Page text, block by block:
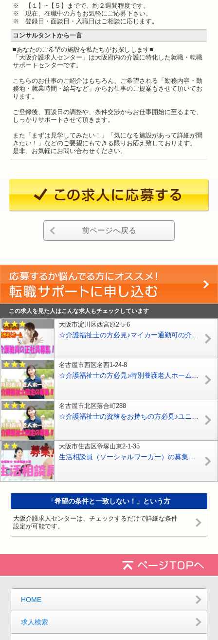
※ 【１】~【５】までで、約２週間程度です。
※ 現在、在職中の方もお気軽にご応募下さい。
※ 登録日・面談日・入職日はご相談に応じます。
コンサルタントから一言
■あなたのご希望の施設を私たちがお探しします■
「大阪介護求人センター」は大阪府内の介護に特化した就職・転職
サポートセンターです。
こちらのお仕事のご紹介はもちろん、ご希望される「勤務内容・勤
務地・就業時間・給与など」からお仕事のご提案もさせて頂いてお
ります。
ご登録後、面談日の調整や、条件交渉からお仕事開始に至るまで、
しっかりサポートさせて頂きます。
また「まずは見学してみたい！」「気になる施設があって詳細が聞
きたい！」などのご要望にもできる限りお応え致しております。
是非、お気軽にお問い合わせください。
前ページへ戻る
この求人を見た人はこんな求人もチェックしています
大阪市淀川区西宮原2-5-6
名古屋市西区名西1-24-8
☆介護福祉士の方必見♪特別養護老人ホームでの介護職員募集♪ボーナス年平均4ヶ月あり♪お気軽にご応募ください♪【名古屋市西区】【正社員】【ID：3705-nag-ni-kf-s-s】
名古屋市北区落合町288
大阪市住吉区帝塚山東2-1-35
生活相談員（ソーシャルワーカー）の募集です！！資格を活かしてスキルＵＰ目指したい方！！お気軽にご応募下さい^^【住吉区】【正社員】【ID：1021-osm-sfs-s-s】
「希望の条件と一致しない！」という方
大阪介護求人センターは、チェックするだけで詳細な条件
設定が可能です。
HOME
求人検索